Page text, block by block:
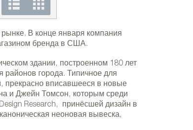
В конце января компания
бренда в США.
здании, построенном 180 лет
города. Типичное для
прекрасно вписавшееся в новые
и Джейн Томсон, которым среди
Research, принёсшей дизайн в
неоновая вывеска,